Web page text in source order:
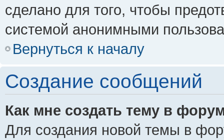
сделано для того, чтобы
системой анонимными
Вернуться к началу
Создание сообщений
Как мне создать тему в
Для создания новой темы в